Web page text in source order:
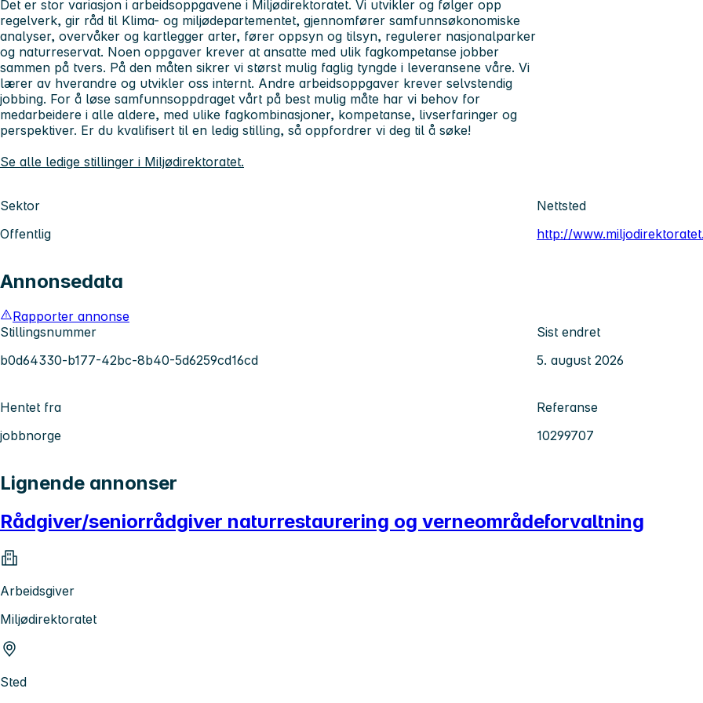
Det er stor variasjon i arbeidsoppgavene i Miljødirektoratet. Vi utvikler og følger opp
regelverk, gir råd til Klima- og miljødepartementet, gjennomfører samfunnsøkonomiske
analyser, overvåker og kartlegger arter, fører oppsyn og tilsyn, regulerer nasjonalparker
og naturreservat. Noen oppgaver krever at ansatte med ulik fagkompetanse jobber
sammen på tvers. På den måten sikrer vi størst mulig faglig tyngde i leveransene våre. Vi
lærer av hverandre og utvikler oss internt. Andre arbeidsoppgaver krever selvstendig
jobbing. For å løse samfunnsoppdraget vårt på best mulig måte har vi behov for
medarbeidere i alle aldere, med ulike fagkombinasjoner, kompetanse, livserfaringer og
perspektiver. Er du kvalifisert til en ledig stilling, så oppfordrer vi deg til å søke!
Se alle ledige stillinger i Miljødirektoratet.
Sektor
Offentlig
Nettsted
http://
Annonsedata
Rapporter annonse
Stillingsnummer
b0d64330-b177-42bc-8b40-5d6259cd16cd
Sist endret
5. august 2026
Hentet fra
jobbnorge
Referanse
10299707
Lignende annonser
Rådgiver/seniorrådgiver naturrestaurering og verneområdeforvaltning
Arbeidsgiver
Miljødirektoratet
Sted